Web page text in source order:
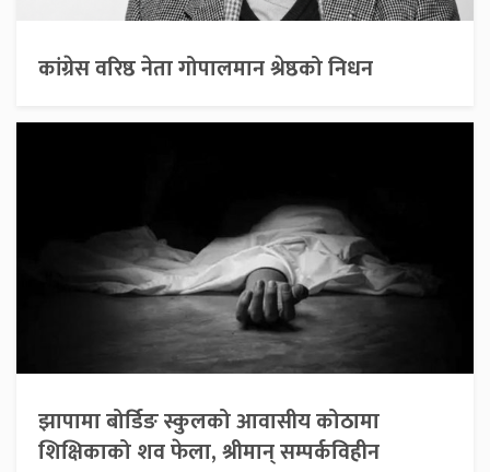
कांग्रेस वरिष्ठ नेता गोपालमान श्रेष्ठको निधन
झापामा बोर्डिङ स्कुलको आवासीय कोठामा
शिक्षिकाको शव फेला, श्रीमान् सम्पर्कविहीन